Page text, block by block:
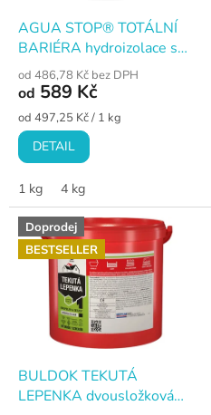
dAGUA STOP® TOTÁLNÍ
BARIÉRA hydroizolace s
vysokou účinností · šedá
od 486,78 Kč bez DPH
od 589 Kč
Měrná
cena:
od 497,25 Kč / 1 kg
DETAIL
1 kg 4 kg
Doprodej
BESTSELLER
BULDOK TEKUTÁ
LEPENKA dvousložková